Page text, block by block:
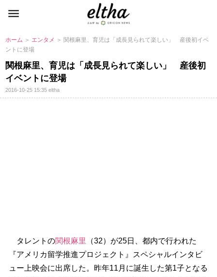
ホーム ＞ エンタメ ＞ 関根麻里、育児は「成長見られて楽しい」 産後初イベ
ントに登場
関根麻里、育児は「成長見られて楽しい」 産後初
イベントに登場
2016-10-25 15:35eltha
タレントの関根麻里
（32）が25日、都内で行われた
『アメリカ留学推進プロジェクト』スペシャルインタビ
ュー上映会に出席した。昨年11月に誕生した第1子となる